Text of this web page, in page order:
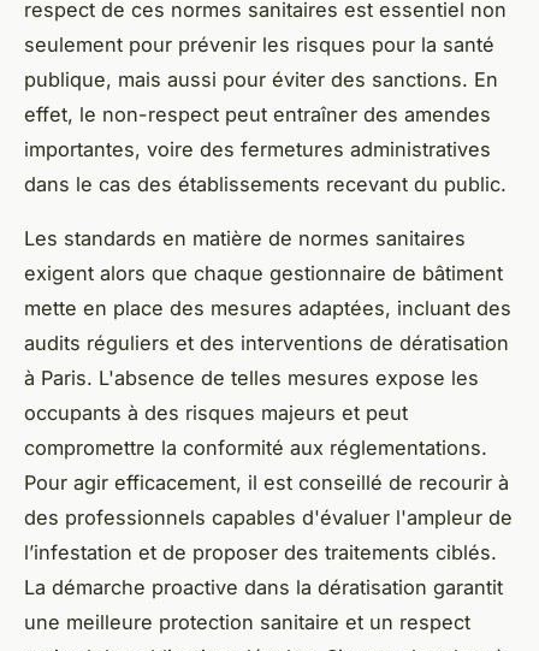
respect de ces normes sanitaires est essentiel non
seulement pour prévenir les risques pour la santé
publique, mais aussi pour éviter des sanctions. En
effet, le non-respect peut entraîner des amendes
importantes, voire des fermetures administratives
dans le cas des établissements recevant du public.
Les standards en matière de normes sanitaires
exigent alors que chaque gestionnaire de bâtiment
mette en place des mesures adaptées, incluant des
audits réguliers et des interventions de dératisation
à Paris. L'absence de telles mesures expose les
occupants à des risques majeurs et peut
compromettre la conformité aux réglementations.
Pour agir efficacement, il est conseillé de recourir à
des professionnels capables d'évaluer l'ampleur de
l’infestation et de proposer des traitements ciblés.
La démarche proactive dans la dératisation garantit
une meilleure protection sanitaire et un respect